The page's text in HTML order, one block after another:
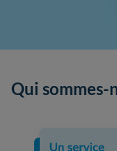
Qui sommes-